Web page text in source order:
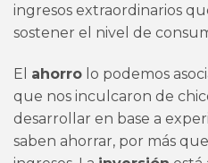
ingresos extraordinarios
sostener el nivel de
El ahorro lo podemos
que nos inculcaron de
desarrollar en base a
saben ahorrar, por más